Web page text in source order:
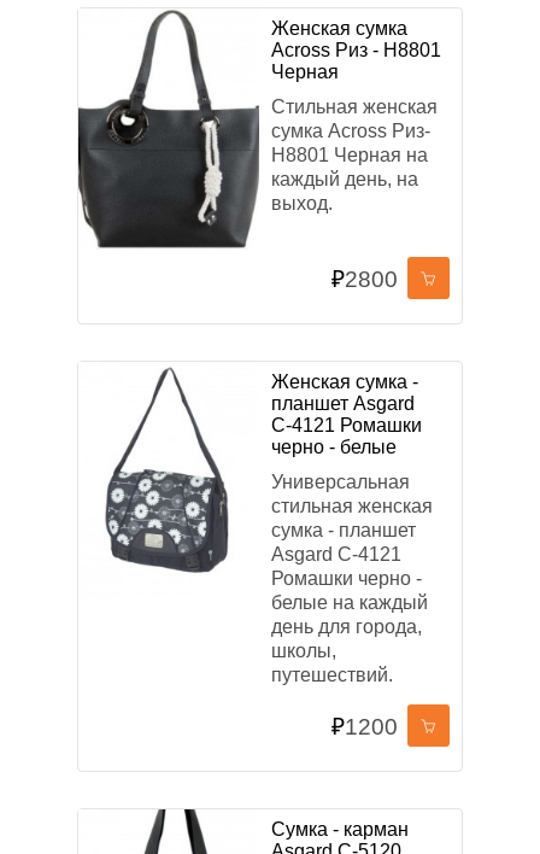
Женская сумка
Across Риз - Н8801
Черная
Стильная женская
сумка Across Риз-
Н8801 Черная на
каждый день, на
выход.
₽2800
Женская сумка -
планшет Asgard
С-4121 Ромашки
черно - белые
Универсальная
стильная женская
сумка - планшет
Asgard С-4121
Ромашки черно -
белые на каждый
день для города,
школы,
путешествий.
₽1200
Сумка - карман